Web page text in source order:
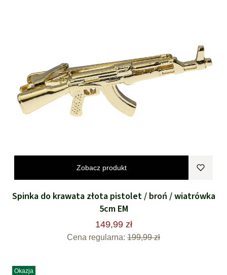
Zobacz produkt
Spinka do krawata złota pistolet / broń / wiatrówka
5cm EM
149,99 zł
Cena regularna: 199,99 zł
Okazja